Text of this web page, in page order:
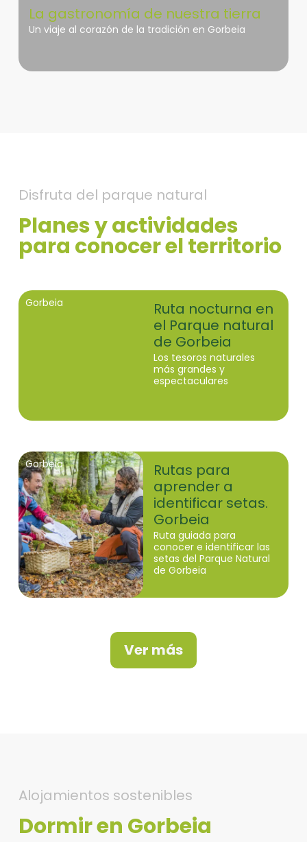
La gastronomía de nuestra tierra
Un viaje al corazón de la tradición en Gorbeia
Disfruta del parque natural
Planes y actividades
para conocer el territorio
Gorbeia
Ruta nocturna en
el Parque natural
de Gorbeia
Los tesoros naturales
más grandes y
espectaculares
Gorbeia
Rutas para
aprender a
identificar setas.
Gorbeia
Ruta guiada para
conocer e identificar las
setas del Parque Natural
de Gorbeia
Ver más
Alojamientos sostenibles
Dormir en Gorbeia